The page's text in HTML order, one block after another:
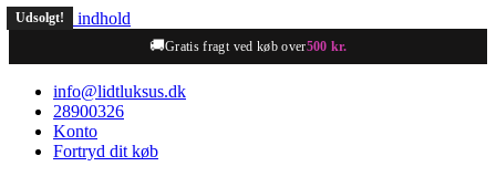
Videre til indhold
🚚Gratis fragt ved køb over500 kr.
info@lidtluksus.dk
28900326
Konto
Fortryd dit køb
Udsolgt!